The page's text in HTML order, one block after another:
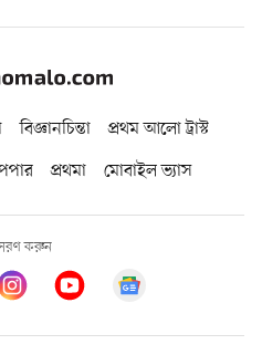
বিজ্ঞানচিন্তা
প্রথম আলো ট্রাস্ট
প্রথমা মোবাইল ভ্যাস
করুন